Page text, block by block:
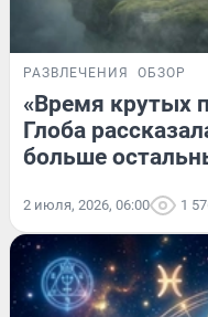
РАЗВЛЕЧЕНИЯ ОБЗОР
«Время крутых
Глоба
больше
2 июля, 2026, 06:00 1